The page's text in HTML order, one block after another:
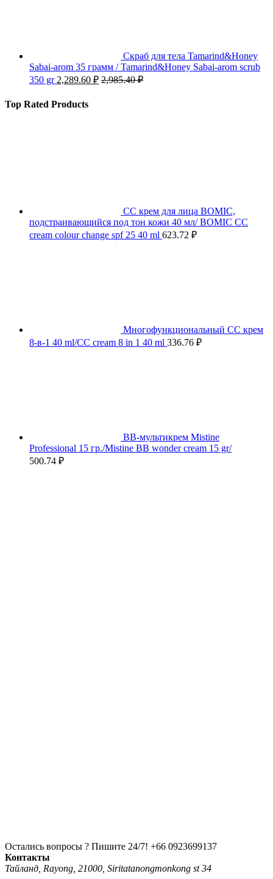
Скраб для тела Tamarind&Honey
Sabai-arom 35 грамм / Tamarind&Honey Sabai-arom scrub
350 gr 2,289.60 ₽ 2,985.40₽
Top Rated Products
СС крем для лица BOMIC,
подстраивающийся под тон кожи 40 мл/ BOMIC CC
cream colour change spf 25 40 ml 623.72 ₽
Многофункциональный СС крем
8-в-1 40 ml/CC cream 8 in 1 40 ml 336.76 ₽
BB-мультикрем Mistine
Professional 15 гр./Mistine BB wonder cream 15 gr/
500.74 ₽
Остались вопросы ? Пишите 24/7! +66 0923699137
Контакты
Тайланд, Rayong, 21000, Siritatanongmonkong st 34